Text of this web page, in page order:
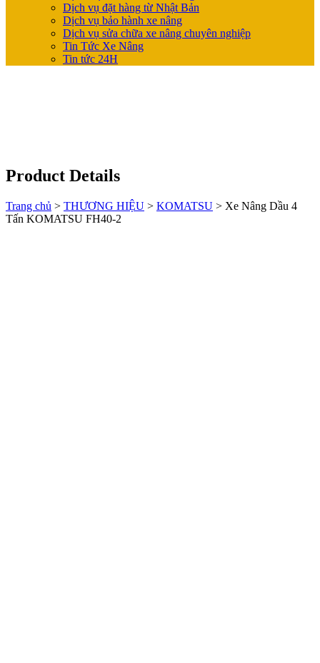
Dịch vụ đặt hàng từ Nhật Bản
Dịch vụ bảo hành xe nâng
Dịch vụ sửa chữa xe nâng chuyên nghiệp
Tin Tức Xe Nâng
Tin tức 24H
Product Details
Trang chủ > THƯƠNG HIỆU > KOMATSU > Xe Nâng Dầu 4
Tấn KOMATSU FH40-2